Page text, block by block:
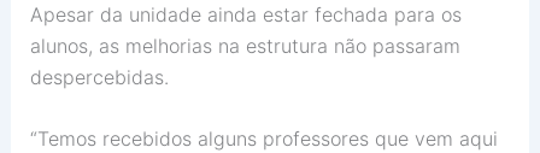
Apesar da unidade ainda estar fechada para os
alunos, as melhorias na estrutura não passaram
despercebidas.
“Temos recebidos alguns professores que vem aqui